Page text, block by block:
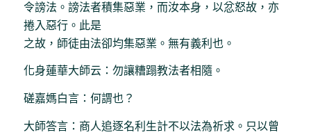
令謗法。謗法者積集惡業，而汝本身，以忿怒故，亦
捲入惡行。此是
之故，師徒由法卻均集惡業。無有義利也。
化身蓮華大師云：勿讓糟蹋教法者相隨。
磋嘉媽白言：何謂也？
大師答言：商人追逐名利生計不以法為祈求。只以曾